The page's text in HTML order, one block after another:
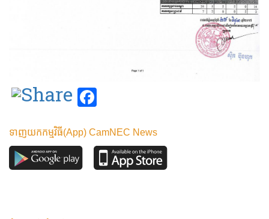
ទាញយកកម្មវិធី(App) CamNEC News